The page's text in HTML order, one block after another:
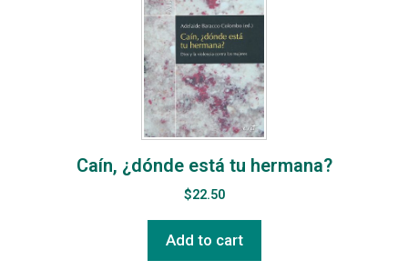
Caín, ¿dónde está tu hermana?
$22.50
Add to cart